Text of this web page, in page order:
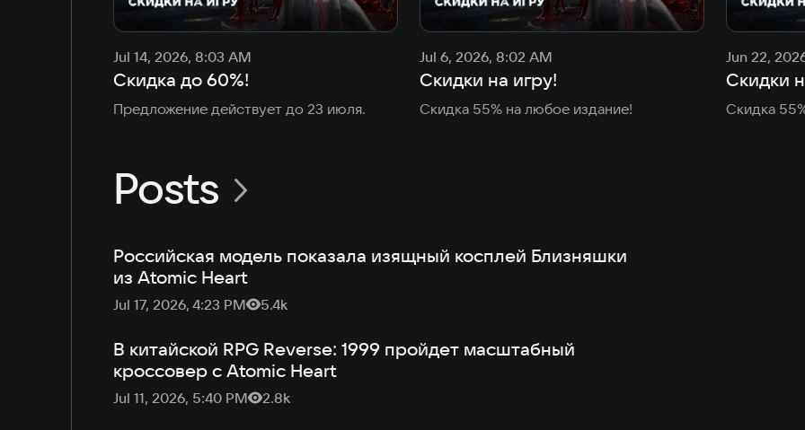
Jul 14, 2026, 8:03 AM
Скидка до 60%!
Предложение действует до 23 июля.
Jul 6, 2026, 8:02 AM
Скидки на игру!
Скидка 55% на любое издание!
Jun 22,
Скидки
Скидка
Posts
Российская модель показала изящный косплей Близняшки
из Atomic Heart
Jul 17, 2026, 4:23 PM 5.4k
В китайской RPG Reverse: 1999 пройдет масштабный
кроссовер с Atomic Heart
Jul 11, 2026, 5:40 PM 2.8k